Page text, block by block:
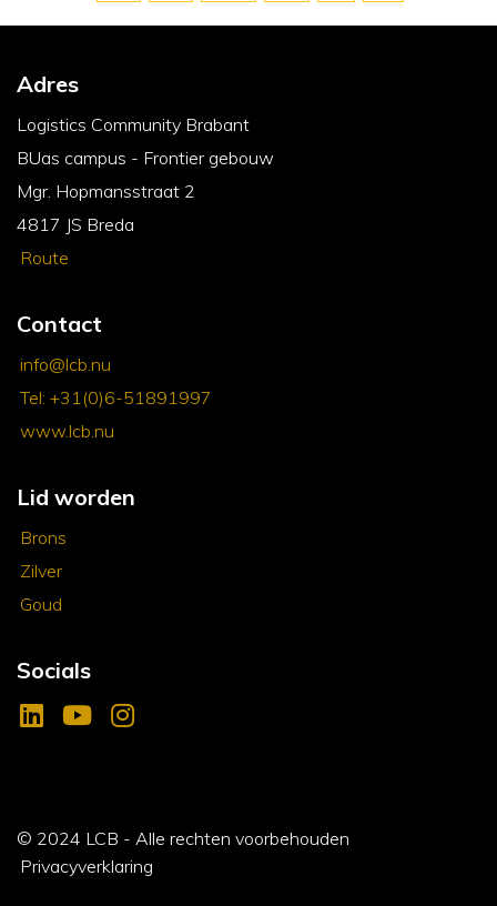
Adres
Logistics Community Brabant
BUas campus - Frontier gebouw
Mgr. Hopmansstraat 2
4817 JS Breda
Route
Contact
info@lcb.nu
Tel: +31(0)6-51891997
www.lcb.nu
Lid worden
Brons
Zilver
Goud
Socials
© 2024 LCB - Alle rechten voorbehouden
Privacyverklaring